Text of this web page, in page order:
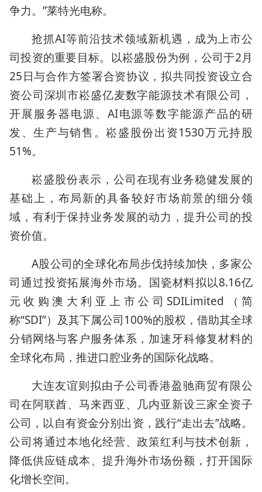
争力。”莱特光电称。
抢抓AI等前沿技术领域新机遇，成为上市公
司投资的重要目标。以崧盛股份为例，公司于2月
25日与合作方签署合资协议，拟共同投资设立合
资公司深圳市崧盛亿麦数字能源技术有限公司，
开展服务器电源、AI电源等数字能源产品的研
发、生产与销售。崧盛股份出资1530万元持股
51%。
崧盛股份表示，公司在现有业务稳健发展的
基础上，布局新的具备较好市场前景的细分领
域，有利于保持业务发展的动力，提升公司的投
资价值。
A股公司的全球化布局步伐持续加快，多家公
司通过投资拓展海外市场。国瓷材料拟以8.16亿
元收购澳大利亚上市公司SDILimited（简
称“SDI”）及其下属公司100%的股权，借助其全球
分销网络与客户服务体系，加速牙科修复材料的
全球化布局，推进口腔业务的国际化战略。
大连友谊则拟由子公司香港盈驰商贸有限公
司在阿联酋、马来西亚、几内亚新设三家全资子
公司，以自有资金分别出资，践行“走出去”战略。
公司将通过本地化经营、政策红利与技术创新，
降低供应链成本、提升海外市场份额，打开国际
化增长空间。